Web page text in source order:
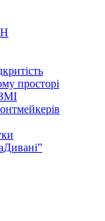
просторі